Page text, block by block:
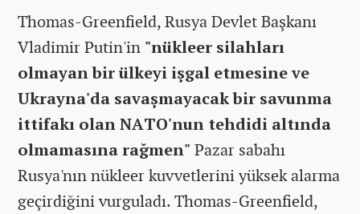
Thomas-Greenfield, Rusya Devlet Başkanı
Vladimir Putin'in "nükleer silahları
olmayan bir ülkeyi işgal etmesine ve
Ukrayna'da savaşmayacak bir savunma
ittifakı olan NATO'nun tehdidi altında
olmamasına rağmen" Pazar sabahı
Rusya'nın nükleer kuvvetlerini yüksek alarma
geçirdiğini vurguladı. Thomas-Greenfield,